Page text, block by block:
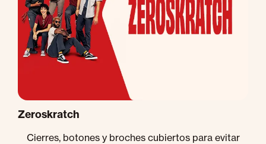
Zeroskratch
Cierres, botones y broches cubiertos para evitar